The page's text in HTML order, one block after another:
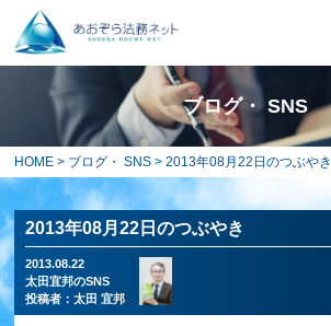
ブログ・ SNS
HOME > ブログ・ SNS > 2013年08月22日のつぶやき
2013年08月22日のつぶやき
2013.08.22
太田宜邦のSNS
投稿者：太田 宜邦